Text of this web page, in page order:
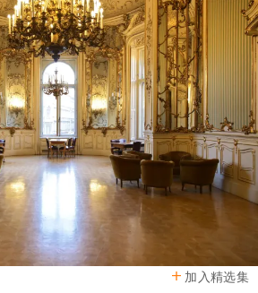
加入精选集